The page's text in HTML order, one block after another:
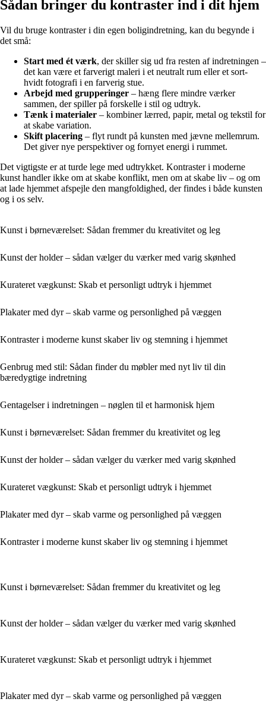
Sådan bringer du kontraster ind i dit hjem
Vil du bruge kontraster i din egen boligindretning, kan du begynde i
det små:
Start med ét værk, der skiller sig ud fra resten af indretningen –
det kan være et farverigt maleri i et neutralt rum eller et sort-
hvidt fotografi i en farverig stue.
Arbejd med grupperinger – hæng flere mindre værker
sammen, der spiller på forskelle i stil og udtryk.
Tænk i materialer – kombiner lærred, papir, metal og tekstil for
at skabe variation.
Skift placering – flyt rundt på kunsten med jævne mellemrum.
Det giver nye perspektiver og fornyet energi i rummet.
Det vigtigste er at turde lege med udtrykket. Kontraster i moderne
kunst handler ikke om at skabe konflikt, men om at skabe liv – og om
at lade hjemmet afspejle den mangfoldighed, der findes i både kunsten
og i os selv.
Kunst i børneværelset: Sådan fremmer du kreativitet og leg
Kunst der holder – sådan vælger du værker med varig skønhed
Kurateret vægkunst: Skab et personligt udtryk i hjemmet
Plakater med dyr – skab varme og personlighed på væggen
Kontraster i moderne kunst skaber liv og stemning i hjemmet
Genbrug med stil: Sådan finder du møbler med nyt liv til din
bæredygtige indretning
Gentagelser i indretningen – nøglen til et harmonisk hjem
Kunst i børneværelset: Sådan fremmer du kreativitet og leg
Kunst der holder – sådan vælger du værker med varig skønhed
Kurateret vægkunst: Skab et personligt udtryk i hjemmet
Plakater med dyr – skab varme og personlighed på væggen
Kontraster i moderne kunst skaber liv og stemning i hjemmet
Kunst i børneværelset: Sådan fremmer du kreativitet og leg
Kunst der holder – sådan vælger du værker med varig skønhed
Kurateret vægkunst: Skab et personligt udtryk i hjemmet
Plakater med dyr – skab varme og personlighed på væggen